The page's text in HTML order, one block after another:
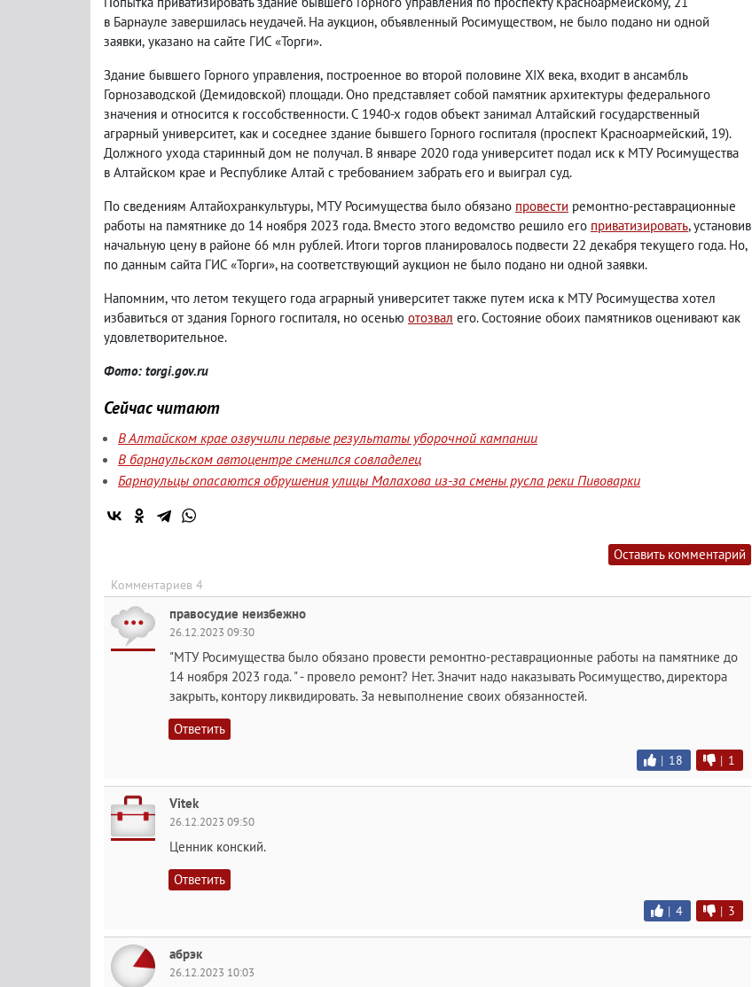
в Барнауле завершилась неудачей. На аукцион, объявленный Росимуществом, не было подано ни одной
заявки, указано на сайте ГИС «Торги».
Здание бывшего Горного управления, построенное во второй половине XIX века, входит в ансамбль
Горнозаводской (Демидовской) площади. Оно представляет собой памятник архитектуры федерального
значения и относится к госсобственности. С 1940-х годов объект занимал Алтайский государственный
аграрный университет, как и соседнее здание бывшего Горного госпиталя (проспект Красноармейский, 19).
Должного ухода старинный дом не получал. В январе 2020 года университет подал иск к МТУ Росимущества
в Алтайском крае и Республике Алтай с требованием забрать его и выиграл суд.
По сведениям Алтайохранкультуры, МТУ Росимущества было обязано провести ремонтно-реставрационные
работы на памятнике до 14 ноября 2023 года. Вместо этого ведомство решило его приватизировать, установив
начальную цену в районе 66 млн рублей. Итоги торгов планировалось подвести 22 декабря текущего года. Но,
по данным сайта ГИС «Торги», на соответствующий аукцион не было подано ни одной заявки.
Напомним, что летом текущего года аграрный университет также путем иска к МТУ Росимущества хотел
избавиться от здания Горного госпиталя, но осенью отозвал его.Состояние обоих памятников оценивают как
удовлетворительное.
Фото: torgi.gov.ru
Сейчас читают
В Алтайском крае озвучили первые результаты уборочной кампании
В барнаульском автоцентре сменился совладелец
Барнаульцы опасаются обрушения улицы Малахова из-за смены русла реки Пивоварки
Оставить комментарий
Комментариев 4
правосудие неизбежно
26.12.2023 09:30
"МТУ Росимущества было обязано провести ремонтно-реставрационные работы на памятнике до
14 ноября 2023 года. " - провело ремонт? Нет. Значит надо наказывать Росимущество, директора
закрыть, контору ликвидировать. За невыполнение своих обязанностей.
Ответить
| 18 | 1
Vitek
26.12.2023 09:50
Ценник конский.
Ответить
| 4 | 3
абрэк
26.12.2023 10:03